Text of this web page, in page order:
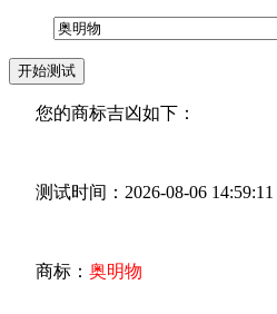
您的商标吉凶如下：
测试时间：2026-08-06 14:59:11
商标： 奥明物